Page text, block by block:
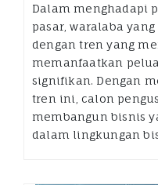
Dalam menghadapi
pasar, waralaba
dengan tren yang
memanfaatkan
signifikan. Dengan
tren ini, calon
membangun bisnis
dalam lingkungan